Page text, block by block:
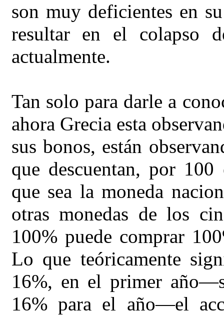
son muy deficientes en
resultar en el colapso
actualmente.
Tan solo para darle a
ahora Grecia esta
sus bonos, están
que descuentan, por
que sea la moneda
otras monedas de los
100% puede comprar
Lo que teóricamente
16%, en el primer
16% para el año—el